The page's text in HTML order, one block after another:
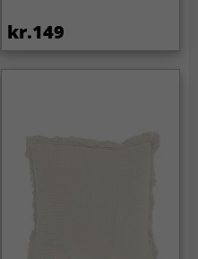
kr.149